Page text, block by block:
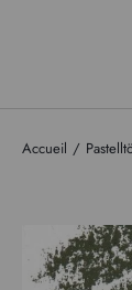
Accueil